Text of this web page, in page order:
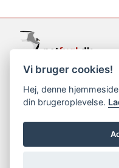
support@netfugl.dk
copyright © 2002-2023
Vi bruger cookies!
Hej, denne
din brugeroplevelse.